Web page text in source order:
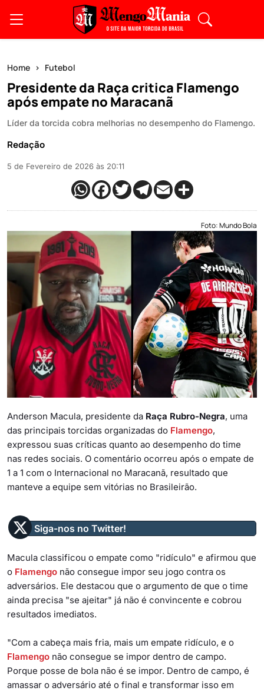
Home Futebol
Presidente da Raça critica Flamengo
após empate no Maracanã
Líder da torcida cobra melhorias no desempenho do Flamengo.
Redação
5 de Fevereiro de 2026 às 20:11
Foto: Mundo Bola
Anderson Macula, presidente da Raça Rubro-Negra, uma
das principais torcidas organizadas do Flamengo,
expressou suas críticas quanto ao desempenho do time
nas redes sociais. O comentário ocorreu após o empate de
1 a 1 com o Internacional no Maracanã, resultado que
manteve a equipe sem vitórias no Brasileirão.
Siga-nos no Twitter!
Macula classificou o empate como "ridículo" e afirmou que
o Flamengo não consegue impor seu jogo contra os
adversários. Ele destacou que o argumento de que o time
ainda precisa "se ajeitar" já não é convincente e cobrou
resultados imediatos.
"Com a cabeça mais fria, mais um empate ridículo, e o
Flamengo não consegue se impor dentro de campo.
Porque posse de bola não é se impor. Dentro de campo, é
amassar o adversário até o final e transformar isso em